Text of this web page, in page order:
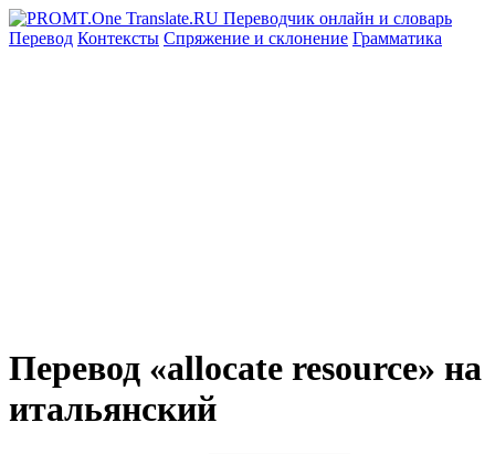
Перевод Контексты Спряжение и склонение Грамматика
Перевод «allocate resource» на
итальянский